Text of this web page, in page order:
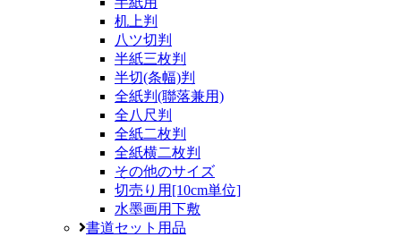
机上判
八ツ切判
半紙三枚判
半切(条幅)判
全紙判(聯落兼用)
全八尺判
全紙二枚判
全紙横二枚判
その他のサイズ
切売り用[10cm単位]
水墨画用下敷
書道セット用品